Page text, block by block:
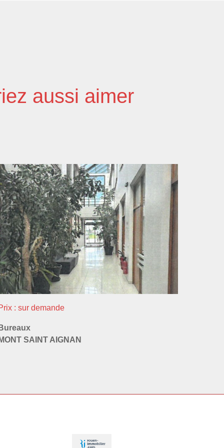
aussi aimer
: sur demande
Bureaux
MONT SAINT AIGNAN